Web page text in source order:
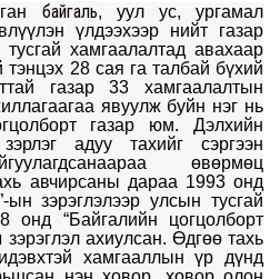
байгаль, уул ус, ургамал
үлдээхээр нийт газар
хамгаалалтад авахаар
28 сая га талбай бүхий
газар 33 хамгаалалтын
явуулж буйн нэг нь
газар юм. Дэлхийн
адуу тахийг сэргээн
өвөрмөц
авчирсаны дараа 1993 онд
ын зэрэглэлээр улсын тусгай
онд “Байгалийн цогцолборт
зэрэглэл ахиулсан. Өдгөө тахь
хамгааллын үр дүнд